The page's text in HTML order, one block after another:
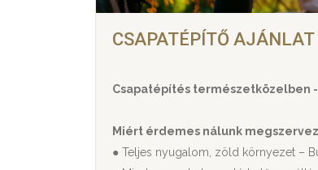
CSAPATÉPÍTŐ AJÁNLAT
Csapatépítés természetközelben -
Miért érdemes nálunk
● Teljes nyugalom, zöld környezet –